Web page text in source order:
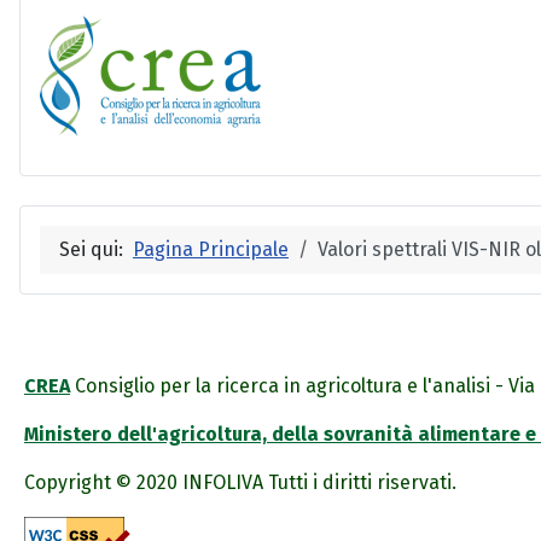
Sei qui: Pagina Principale Valori spettrali VIS-NIR
CREAConsiglio per la ricerca in agricoltura e l'analisi - Via
Ministero dell'agricoltura, della sovranità alimentare
Copyright © 2020 INFOLIVA Tutti i diritti riservati.